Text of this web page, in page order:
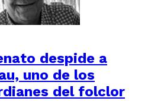
despide a
uno de los
del folclor